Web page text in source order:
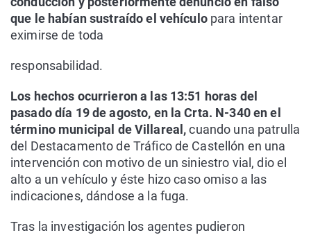
que le habían sustraído el vehículopara intentar
eximirse de toda
responsabilidad.
Los hechos ocurrieron a las 13:51 horas del
pasado día 19 de agosto, en la Crta. N-340 en el
término municipal de Villareal,cuando una patrulla
del Destacamento de Tráfico de Castellón en una
intervención con motivo de un siniestro vial, dio el
alto a un vehículo y éste hizo caso omiso a las
indicaciones, dándose a la fuga.
Tras la investigación los agentes pudieron